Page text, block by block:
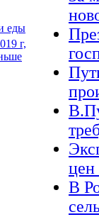
еды
г,
цен
В